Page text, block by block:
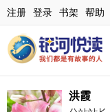
注册 登录 书架 帮助
洪霞